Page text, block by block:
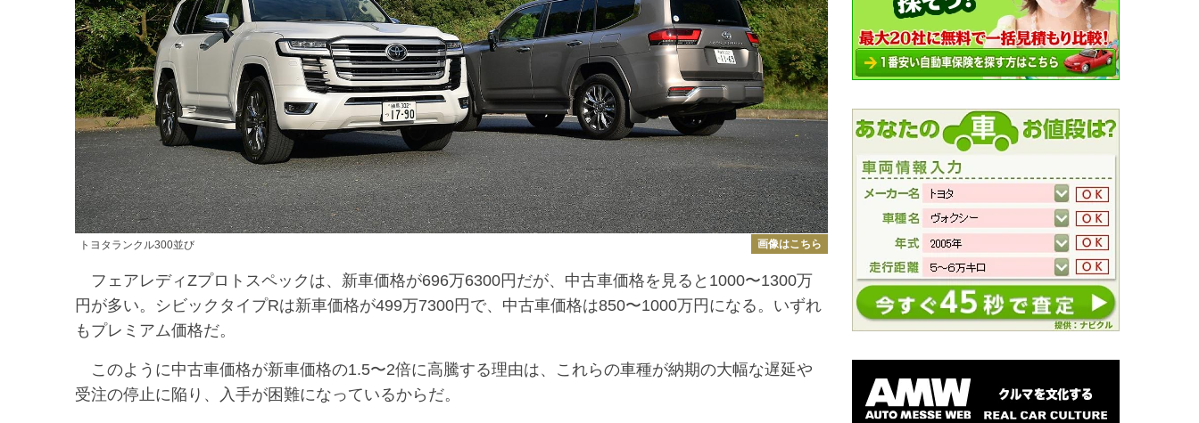
トヨタランクル300並び 画像はこちら
フェアレディZプロトスペックは、新車価格が696万6300円だが、中古車価格を見ると1000〜1300万
円が多い。シビックタイプRは新車価格が499万7300円で、中古車価格は850〜1000万円になる。いずれ
もプレミアム価格だ。
このように中古車価格が新車価格の1.5〜2倍に高騰する理由は、これらの車種が納期の大幅な遅延や
受注の停止に陥り、入手が困難になっているからだ。